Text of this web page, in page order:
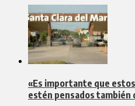
«Es importante que
estén pensados también